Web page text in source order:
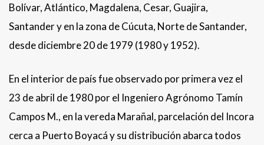
Bolívar, Atlántico, Magdalena, Cesar, Guajira,
Santander y en la zona de Cúcuta, Norte de Santander,
desde diciembre 20 de 1979 (1980 y 1952).
En el interior de país fue observado por primera vez el
23 de abril de 1980 por el Ingeniero Agrónomo Tamín
Campos M., en la vereda Marañal, parcelación del Incora
cerca a Puerto Boyacá y su distribución abarca todos